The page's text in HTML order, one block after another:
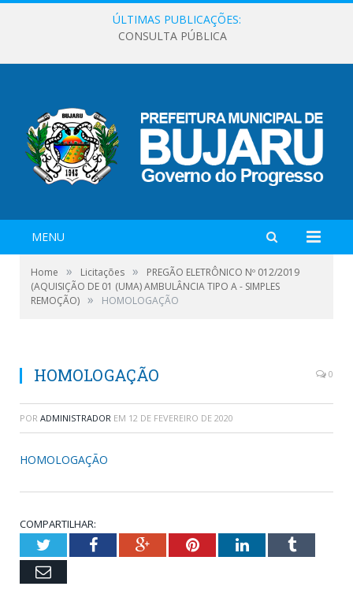
ÚLTIMAS PUBLICAÇÕES:
CONSULTA PÚBLICA
MENU
Home » Licitações »
PREGÃO ELETRÔNICO Nº 012/2019
(AQUISIÇÃO DE 01 (UMA) AMBULÂNCIA TIPO A - SIMPLES
REMOÇÃO) » HOMOLOGAÇÃO
HOMOLOGAÇÃO 0
POR ADMINISTRADOR EM 12 DE FEVEREIRO DE 2020
HOMOLOGAÇÃO
COMPARTILHAR:
TwitterFacebookGoogle+PinterestLinkedInTumblr
Email